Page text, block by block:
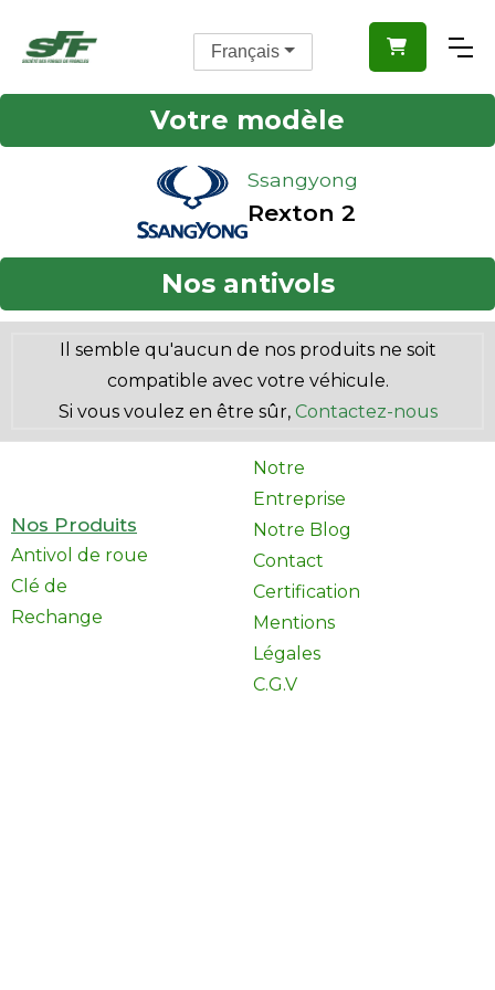

Votre modèle
Ssangyong
Rexton 2
Nos antivols
Il semble qu'aucun de nos produits ne soit
compatible avec votre véhicule.
Si vous voulez en être sûr, Contactez-nous
Nos Produits
Antivol de roue
Clé de
Rechange
Notre
Entreprise
Notre Blog
Contact
Certification
Mentions
Légales
C.G.V
Français